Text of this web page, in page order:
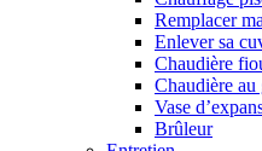
Remplacer
Enlever sa
Chaudière
Chaudière au
Vase
Brûleur